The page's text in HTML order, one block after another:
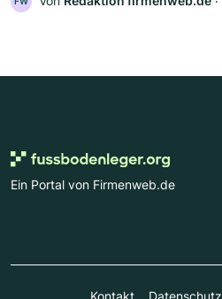
Ein Portal von Firmenweb.de
Kontakt Datenschutz